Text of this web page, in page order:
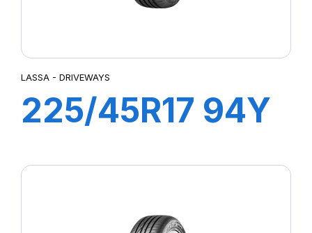
LASSA - DRIVEWAYS
225/45R17 94Y